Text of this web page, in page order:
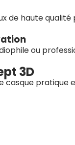
de haute
ou
3D
casque pratique